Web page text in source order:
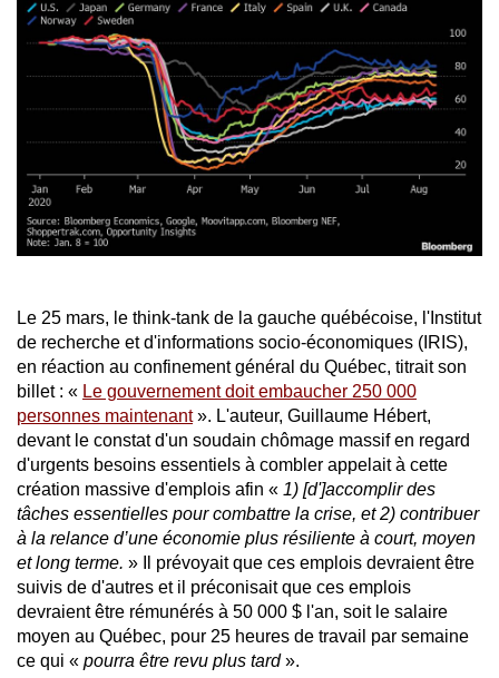
Le 25 mars, le think-tank de la gauche québécoise, l'Institut
de recherche et d'informations socio-économiques (IRIS),
en réaction au confinement général du Québec, titrait son
billet : « Le gouvernement doit embaucher 250 000
personnes maintenant». L'auteur, Guillaume Hébert,
devant le constat d'un soudain chômage massif en regard
d'urgents besoins essentiels à combler appelait à cette
création massive d'emplois afin « 1) [d']accomplir des
tâches essentielles pour combattre la crise, et 2) contribuer
à la relance d’une économie plus résiliente à court, moyen
et long terme. » Il prévoyait que ces emplois devraient être
suivis de d'autres et il préconisait que ces emplois
devraient être rémunérés à 50 000 $ l'an, soit le salaire
moyen au Québec, pour 25 heures de travail par semaine
ce qui « pourra être revu plus tard».